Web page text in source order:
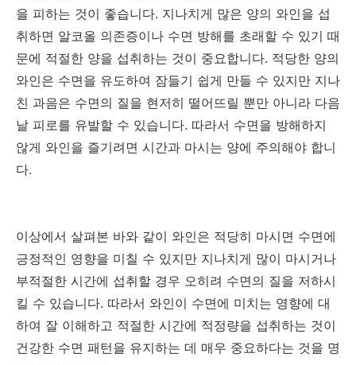
을 피하는 것이 좋습니다. 지나치게 많은 양의 와인을 섭
취하면 알코올 의존증이나 수면 방해를 초래할 수 있기 때
문에 적절한 양을 섭취하는 것이 중요합니다. 적당한 양의
와인은 수면을 유도하여 잠들기 쉽게 만들 수 있지만 지나
친 과음은 수면의 질을 현저히 떨어뜨릴 뿐만 아니라 다음
날 피로를 유발할 수 있습니다. 따라서 수면을 방해하지
않게 와인을 즐기려면 시간과 마시는 양에 주의해야 합니
다.
이상에서 살펴본 바와 같이 와인은 적당히 마시면 수면에
긍정적인 영향을 미칠 수 있지만 지나치게 많이 마시거나
부적절한 시간에 섭취할 경우 오히려 수면의 질을 저하시
킬 수 있습니다. 따라서 와인이 수면에 미치는 영향에 대
하여 잘 이해하고 적절한 시간에 적정량을 섭취하는 것이
건강한 수면 패턴을 유지하는 데 매우 중요하다는 것을 명